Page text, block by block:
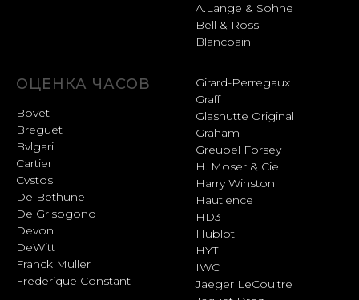
A.Lange & Sohne
Bell & Ross
Blancpain
ОЦЕНКА ЧАСОВ
Bovet
Breguet
Bvlgari
Cartier
Cvstos
De Bethune
De Grisogono
Devon
DeWitt
Franck Muller
Frederique Constant
Girard-Perregaux
Graff
Glashutte Original
Graham
Greubel Forsey
H. Moser & Cie
Harry Winston
Hautlence
HD3
Hublot
HYT
IWC
Jaeger LeCoultre